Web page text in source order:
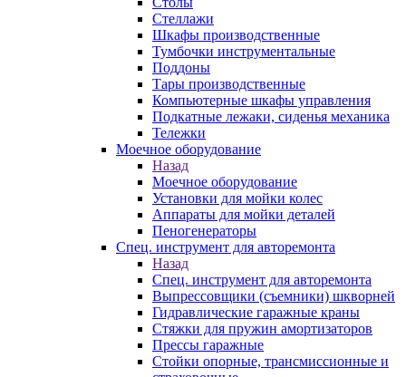
Стеллажи
Шкафы производственные
Тумбочки инструментальные
Поддоны
Тары производственные
Компьютерные шкафы управления
Подкатные лежаки, сиденья механика
Тележки
Моечное оборудование
Назад
Моечное оборудование
Установки для мойки колес
Аппараты для мойки деталей
Пеногенераторы
Спец. инструмент для авторемонта
Назад
Спец. инструмент для авторемонта
Выпрессовщики (съемники) шкворней
Гидравлические гаражные краны
Стяжки для пружин амортизаторов
Прессы гаражные
Стойки опорные, трансмиссионные и